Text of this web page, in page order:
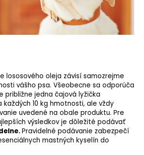
lososového oleja závisí samozrejme
vášho psa. Všeobecne sa odporúča
jedna čajová lyžička
10 kg hmotnosti, ale vždy
uvedené na obale produktu. Pre
výsledkov je dôležité podávať
Pravidelné podávanie zabezpečí
mastných kyselín do